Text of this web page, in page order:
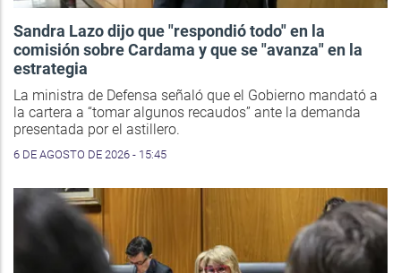
Sandra Lazo dijo que "respondió todo" en la
comisión sobre Cardama y que se "avanza" en la
estrategia
La ministra de Defensa señaló que el Gobierno mandató a
la cartera a “tomar algunos recaudos” ante la demanda
presentada por el astillero.
6 DE AGOSTO DE 2026 - 15:45